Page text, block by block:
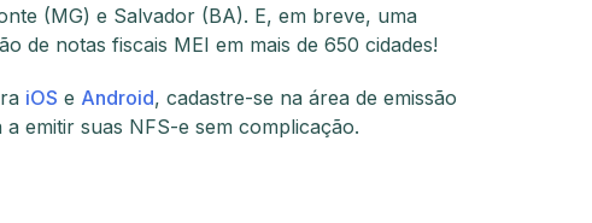
(MG) e Salvador (BA). E, em breve, uma
de notas fiscais MEI em mais de 650 cidades!
iOS e Android, cadastre-se na área de emissão
emitir suas NFS-e sem complicação.